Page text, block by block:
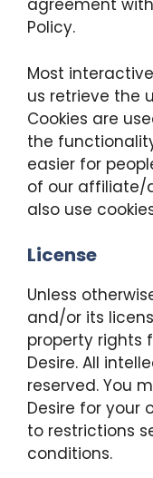
agreement with
Policy.
Most
us retrieve the
Cookies are
the
easier for
of our affiliate/
also use
License
Unless
and/or its
property rights
Desire. All
reserved. You
Desire for your
to restrictions
conditions.